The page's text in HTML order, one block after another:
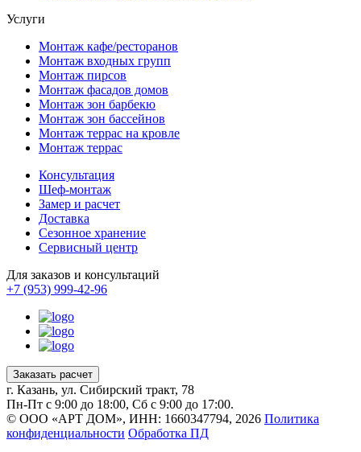
Услуги
Монтаж кафе/ресторанов
Монтаж входных групп
Монтаж пирсов
Монтаж фасадов домов
Монтаж зон барбекю
Монтаж зон бассейнов
Монтаж террас на кровле
Монтаж террас
Консультация
Шеф-монтаж
Замер и расчет
Доставка
Сезонное хранение
Сервисный центр
Для заказов и консультаций
+7 (953) 999-42-96
Заказать расчет
г. Казань, ул. Сибирский тракт, 78
Пн-Пт с 9:00 до 18:00, Сб с 9:00 до 17:00.
© ООО «АРТ ДОМ», ИНН: 1660347794, 2026 Политика
конфиденциальности Обработка ПД